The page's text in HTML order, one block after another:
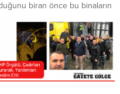
biran önce bu binaların
okulun yenileneceği, hangi
yıkılacağı, hangi okulun
olduğunu bilmediklerini
Metiner, Marmara
olmadan yetkilileri göreve